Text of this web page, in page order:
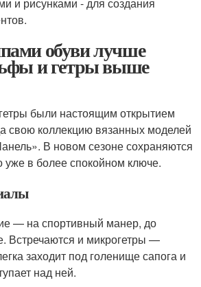
обуви лучше
и гетры выше
были настоящим открытием
свою коллекцию вязанных моделей
В новом сезоне сохраняются
уже в более спокойном ключе.
— на спортивный манер, до
Встречаются и микрогетры —
заходит под голенище сапога и
над ней.